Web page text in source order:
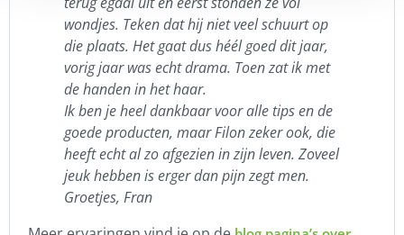
wondjes. Teken dat hij niet veel schuurt op
die plaats. Het gaat dus héél goed dit jaar,
vorig jaar was echt drama. Toen zat ik met
de handen in het haar.
Ik ben je heel dankbaar voor alle tips en de
goede producten, maar Filon zeker ook, die
heeft echt al zo afgezien in zijn leven. Zoveel
jeuk hebben is erger dan pijn zegt men.
Groetjes, Fran